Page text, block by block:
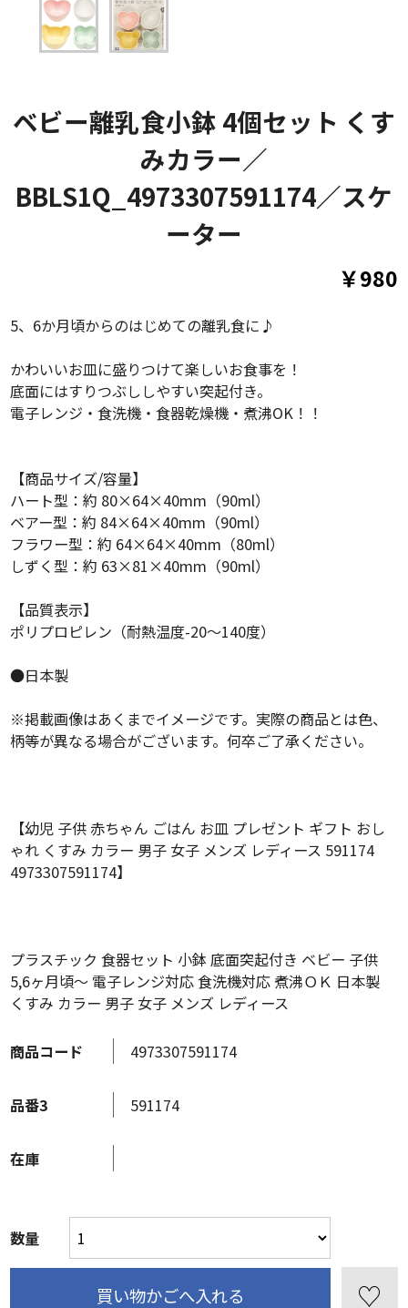
ベビー離乳食小鉢 4個セット くす
みカラー／
BBLS1Q_4973307591174／スケ
ーター
￥980
商品コード 4973307591174
品番3 591174
在庫
数量
5、6か月頃からのはじめての離乳食に♪
かわいいお皿に盛りつけて楽しいお食事を！
底面にはすりつぶししやすい突起付き。
電子レンジ・食洗機・食器乾燥機・煮沸OK！！
【商品サイズ/容量】
ハート型：約 80×64×40mm（90ml）
ベアー型：約 84×64×40mm（90ml）
フラワー型：約 64×64×40mm（80ml）
しずく型：約 63×81×40mm（90ml）
【品質表示】
ポリプロピレン（耐熱温度-20～140度）
●日本製
※掲載画像はあくまでイメージです。実際の商品とは色、
柄等が異なる場合がございます。何卒ご了承ください。
【幼児 子供 赤ちゃん ごはん お皿 プレゼント ギフト おし
ゃれ くすみ カラー 男子 女子 メンズ レディース 591174
4973307591174】
プラスチック 食器セット 小鉢 底面突起付き ベビー 子供
5,6ヶ月頃～ 電子レンジ対応 食洗機対応 煮沸ＯＫ 日本製
くすみ カラー 男子 女子 メンズ レディース